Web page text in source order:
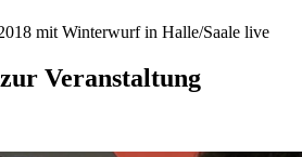
mit Winterwurf in Halle/Saale live
Veranstaltung